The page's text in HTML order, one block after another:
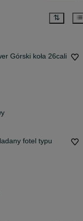
Górski koła 26cali
fotel typu